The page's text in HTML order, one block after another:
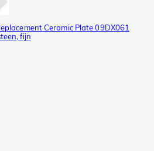
Ceramic Plate 09DX061
fijn